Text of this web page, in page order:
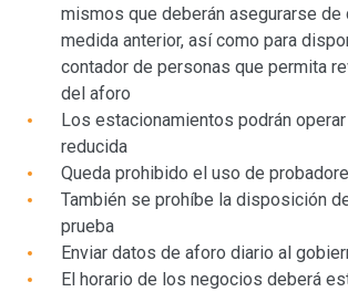
mismos que deberán asegurarse de
medida anterior, así como para
contador de personas que permita
del aforo
Los estacionamientos podrán
reducida
Queda prohibido el uso de
También se prohíbe la disposición
prueba
Enviar datos de aforo diario al
El horario de los negocios deberá